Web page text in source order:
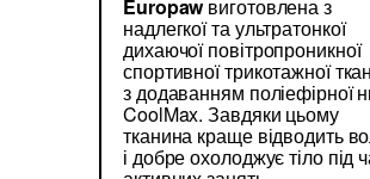
Europawвиготовлена з
надлегкої та ультратонкої
дихаючої повітропроникної
спортивної трикотажної
з додаванням поліефірної
CoolMax. Завдяки цьому
тканина краще відводить
і добре охолоджує тіло під